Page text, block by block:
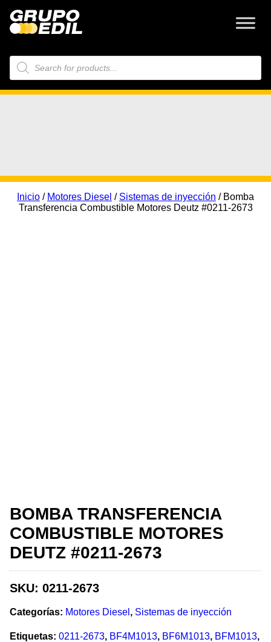
Búsqueda
de
productos
Inicio / Motores Diesel / Sistemas de inyección / Bomba
Transferencia Combustible Motores Deutz #0211-2673
BOMBA TRANSFERENCIA
COMBUSTIBLE MOTORES
DEUTZ #0211-2673
SKU: 0211-2673
Categorías: Motores Diesel , Sistemas de inyección
Etiquetas: 0211-2673, BF4M1013, BF6M1013, BFM1013,